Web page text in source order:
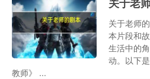
关于老师
本片段和
生活中的
动。以下
教师》 ...